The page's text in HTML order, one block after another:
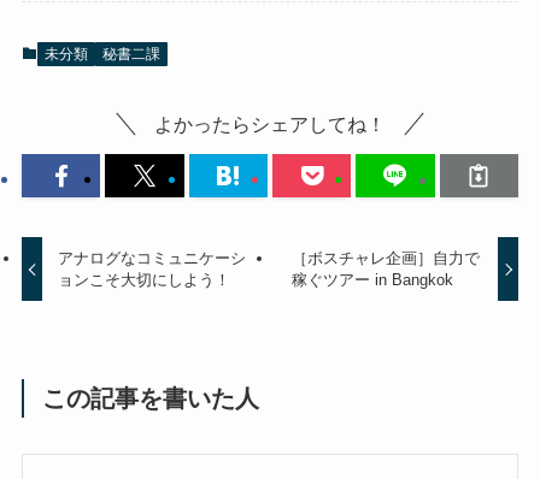
未分類 秘書二課
よかったらシェアしてね！
アナログなコミュニケーシ
ョンこそ大切にしよう！
［ボスチャレ企画］自力で
稼ぐツアー in Bangkok
この記事を書いた人